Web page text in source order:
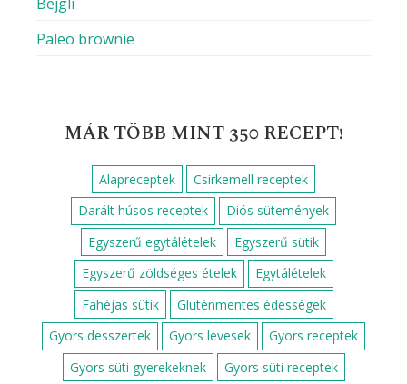
Paleo brownie
MÁR TÖBB MINT 350 RECEPT!
Alapreceptek
Csirkemell receptek
Darált húsos receptek
Diós sütemények
Egyszerű egytálételek
Egyszerű sütik
Egyszerű zöldséges ételek
Egytálételek
Fahéjas sütik
Gluténmentes édességek
Gyors desszertek
Gyors levesek
Gyors receptek
Gyors süti gyerekeknek
Gyors süti receptek